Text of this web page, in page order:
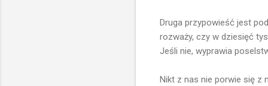
Druga przypowieść jest
rozważy, czy w dziesięć
Jeśli nie, wyprawia
Nikt z nas nie porwie się z